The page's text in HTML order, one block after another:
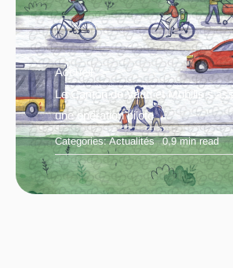
Accueil
Le Canton de Vaud et Mobilis
une opération pilote
Categories:Actualités 0,9 min read